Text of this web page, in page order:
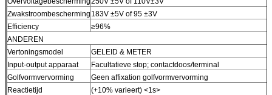
Zwakstroombescherming 183V ±5V of 95 ±3V
Efficiency
≥96%
ANDEREN
Vertoningsmodel
GELEID & METER
Input-output apparaat
Facultatieve stop; contactdoos/terminal
Golfvormvervorming
Geen affixation golfvormvervorming
Reactietijd
(+10% varieert) <1s>